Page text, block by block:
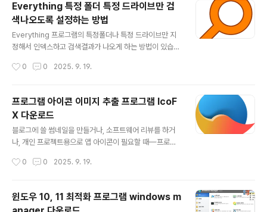
행 허용” 옵션을 활성화하면, 각 영상이 별도의 창에서 실
행되도록 설정할 수 있습니다. 곰플레이어 다운로드곰플레
이어는 아래 링크에서 설치 파일을 받을 수 있습니다.🔽 곰
플레이어 다운로드 GOM Player 다중 실행 설정 방법 1️⃣
에서 F5 키를..
Everything 특정 폴더 특정 드라이브만 검
색나오도록 설정하는 방법
Everything 프로그램의 특정폴더나 특정 드라이브만 지
정해서 인덱스하고 검색결과가 나오게 하는 방법이 있습니
하나입니다. 기본 파일 탐색기보다 수백 배 빠른 속도로모
죠. 하드디스크나 드라이브가 여러 개 있는 경우,Everythi
ng은 모든 드라이브를 통째로 인덱싱합니다.원하는 폴더
안에서 검색결과가 나오게 하거나 특정 드라이브에서만 검
색되어 결과가 나오게 하는 방법입니다. Everything 다운
로드Everything 설치파일은 아래 링크에서 설치 파일을
특정 폴더 / 특정 드라이브만 인덱싱하도록 설정 1️..
0 0 2025. 9. 19.
프로그램 아이콘 이미지 추출 프로그램 IcoF
X 다운로드
블로그에 쓸 썸네일을 만들거나, 소프트웨어 리뷰를 하거
나, 개인 프로젝트용으로 앱 아이콘이 필요할 때—프로그
어떻게 하는지 몰라서 인터넷을 뒤지게 되는 경우가 많습
파일(EXE), 라이브러리 파일(DLL) 등에서포함된 아이콘(.i
0 0 2025. 9. 19.
윈도우 10, 11 최적화 프로그램 windows m